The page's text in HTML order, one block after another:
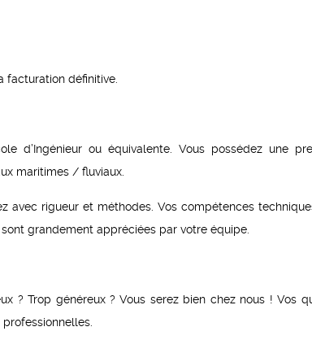
facturation définitive.
d’Ingénieur ou équivalente. Vous possédez une
maritimes / fluviaux.
avec rigueur et méthodes. Vos compétences
grandement appréciées par votre équipe.
? Trop généreux ? Vous serez bien chez nous ! Vos